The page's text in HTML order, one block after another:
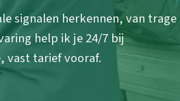
signalen herkennen, van trage
help ik je 24/7 bij
vast tarief vooraf.